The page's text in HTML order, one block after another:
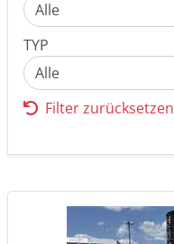
TYP
Filter zurücksetzen